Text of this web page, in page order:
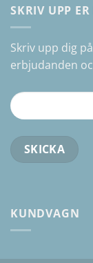
SKRIV UPP
Skriv upp dig
erbjudanden
KUNDVAGN